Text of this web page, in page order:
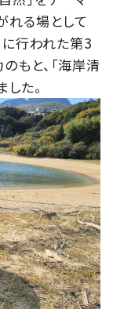
れる場として
に行われた第3
もと、「海岸清
た。